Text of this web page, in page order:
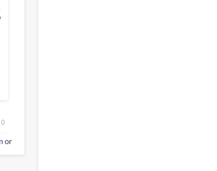
0 تعليقات
or